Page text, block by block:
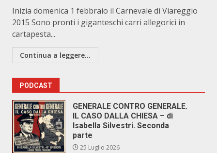
Inizia domenica 1 febbraio il Carnevale di Viareggio
2015 Sono pronti i giganteschi carri allegorici in
cartapesta...
Continua a leggere...
PODCAST
GENERALE CONTRO GENERALE.
IL CASO DALLA CHIESA – di
Isabella Silvestri. Seconda
parte
25 Luglio 2026